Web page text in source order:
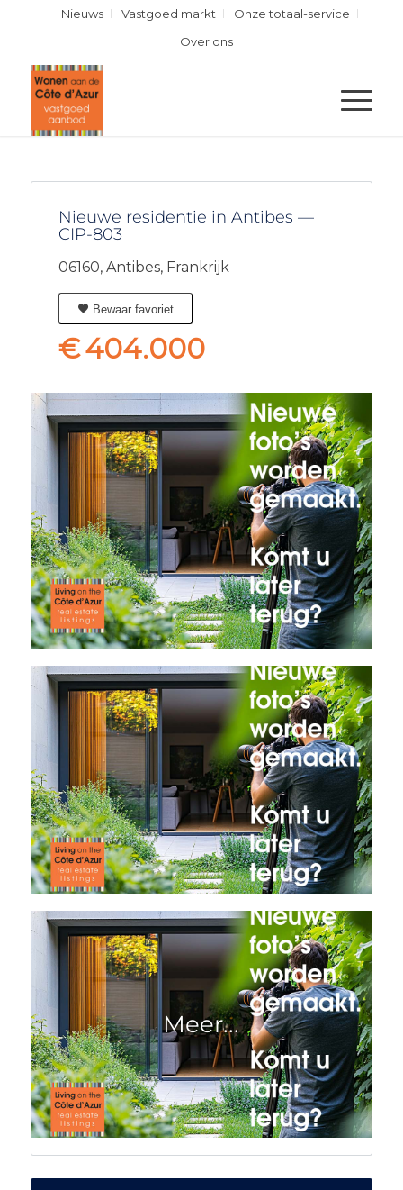
Nieuws Vastgoed markt
Onze totaal-service
Over ons
Nieuwe residentie in Antibes —
CIP-803
06160, Antibes, Frankrijk
Bewaar favoriet
€404.000